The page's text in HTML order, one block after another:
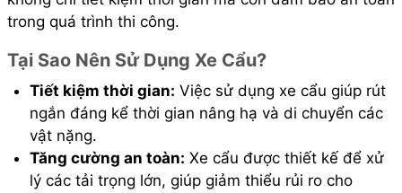
trong quá trình thi công.
Tại Sao Nên Sử Dụng Xe Cẩu?
Tiết kiệm thời gian: Việc sử dụng xe cẩu giúp rút
ngắn đáng kể thời gian nâng hạ và di chuyển các
vật nặng.
Tăng cường an toàn: Xe cẩu được thiết kế để xử
lý các tải trọng lớn, giúp giảm thiểu rủi ro cho